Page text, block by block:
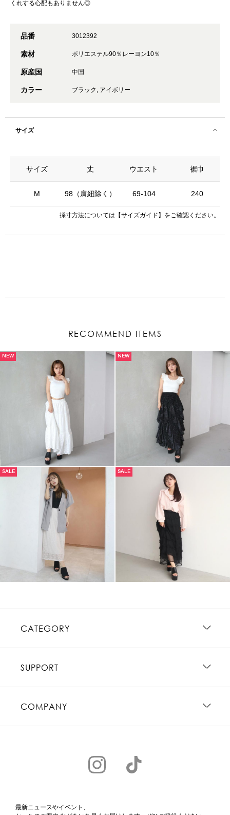
くれする心配もありません◎
品番 3012392
素材 ポリエステル90％レーヨン10％
原産国 中国
カラー ブラック, アイボリー
サイズ
サイズ
M
丈 ウエスト 裾巾
98（肩紐除く） 69-104 240
採寸方法については 【サイズガイド】 をご確認ください。
RECOMMEND ITEMS
NEW NEW
SALE SALE
CATEGORY
SUPPORT
COMPANY
最新ニュースやイベント、